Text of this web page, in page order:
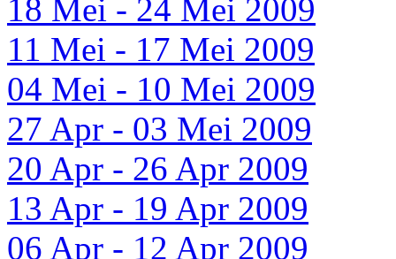
18 Mei - 24 Mei 2009
11 Mei - 17 Mei 2009
04 Mei - 10 Mei 2009
27 Apr - 03 Mei 2009
20 Apr - 26 Apr 2009
13 Apr - 19 Apr 2009
06 Apr - 12 Apr 2009